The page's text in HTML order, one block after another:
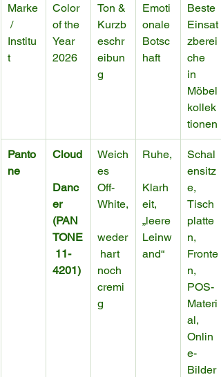
Marke
/
Institu
t
Color
of the
Year
2026
Ton &
Kurzb
eschr
eibun
g
Emoti
onale
Botsc
haft
Beste
Einsat
zberei
che
in
Möbel
kollek
tionen
Panto
ne
Cloud
Danc
er
(PAN
TONE
11-
4201)
Weich
es
Off-
White,
weder
hart
noch
cremi
g
Ruhe,
Klarh
eit,
„leere
Leinw
and“
Schal
ensitz
e,
Tisch
platte
n,
Fronte
n,
POS-
Materi
al,
Onlin
e-
Bilder